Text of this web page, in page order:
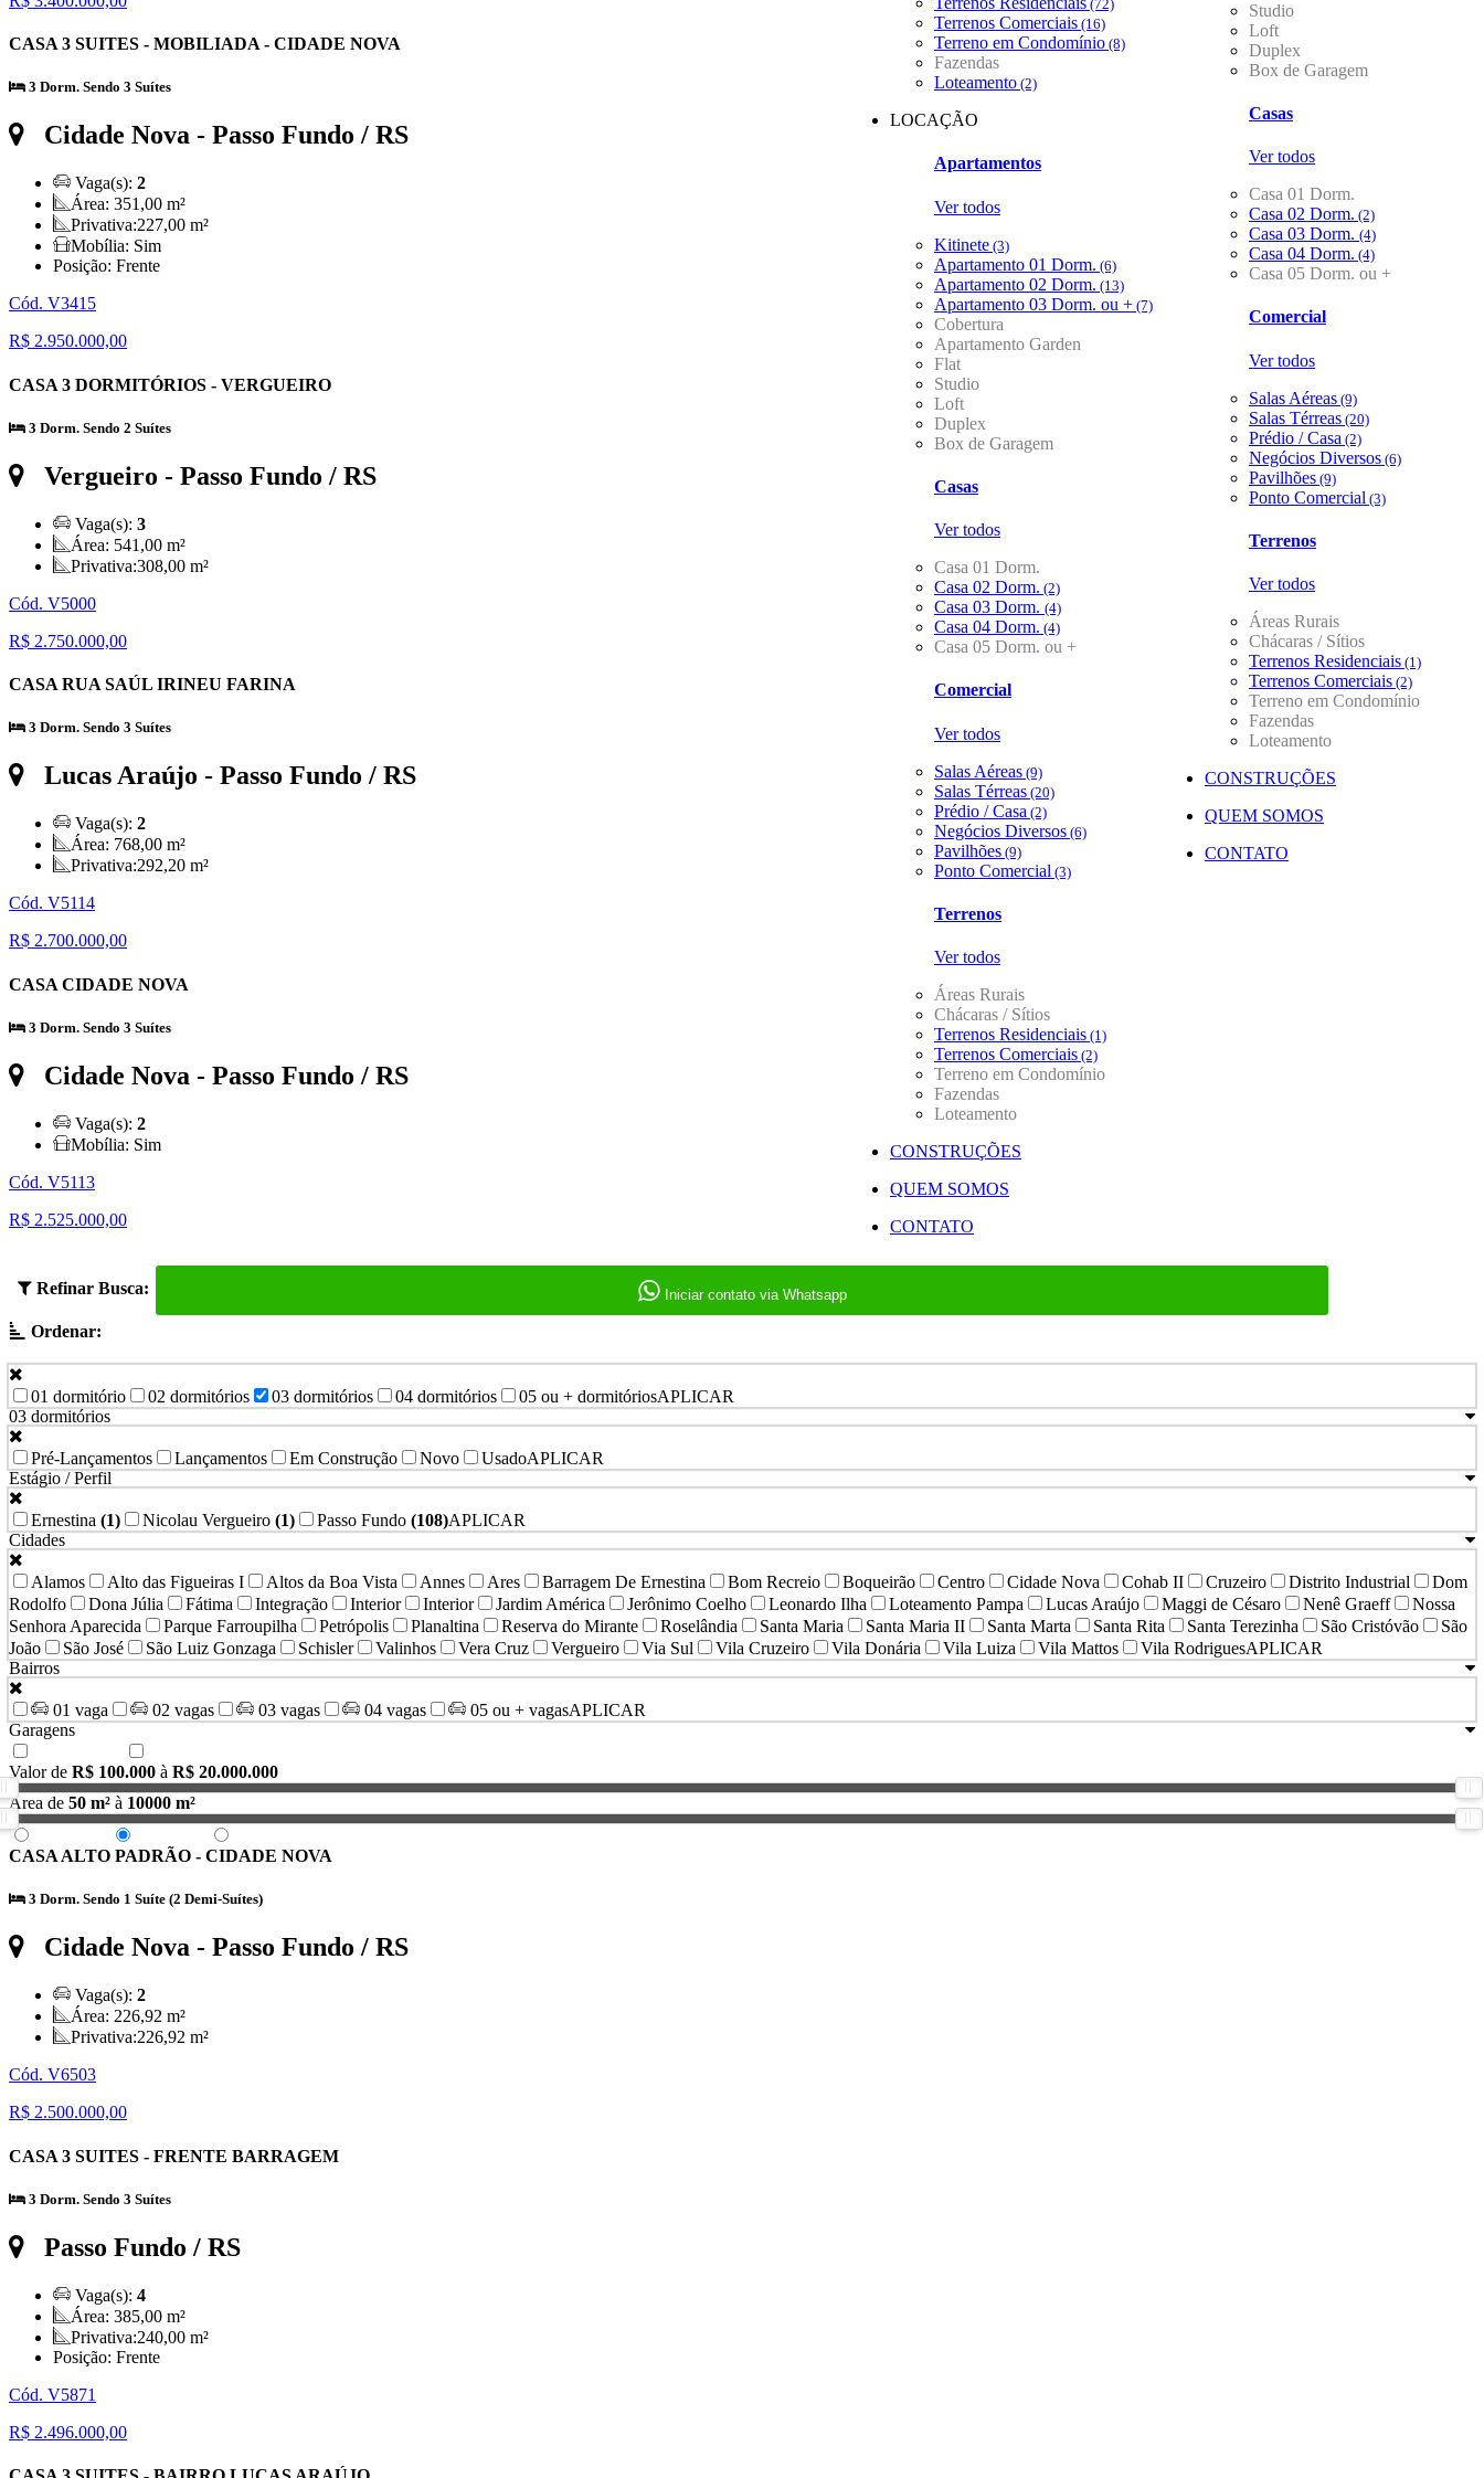
Studio
Loft
Duplex
Box de Garagem
Casas
Ver todos
Casa 01 Dorm.
Casa 02 Dorm. (2)
Casa 03 Dorm. (4)
Casa 04 Dorm. (4)
Casa 05 Dorm. ou +
Comercial
Ver todos
Salas Aéreas (9)
Salas Térreas (20)
Prédio / Casa (2)
Negócios Diversos (6)
Pavilhões (9)
Ponto Comercial (3)
Terrenos
Ver todos
Áreas Rurais
Chácaras / Sítios
Terrenos Residenciais (1)
Terrenos Comerciais (2)
Terreno em Condomínio
Fazendas
Loteamento
CONSTRUÇÕES
QUEM SOMOS
CONTATO
(72)
Terrenos Comerciais (16)
Terreno em Condomínio (8)
Fazendas
Loteamento (2)
LOCAÇÃO
Apartamentos
Ver todos
Kitinete (3)
Apartamento 01 Dorm. (6)
Apartamento 02 Dorm. (13)
Apartamento 03 Dorm. ou + (7)
Cobertura
Apartamento Garden
Flat
Studio
Loft
Duplex
Box de Garagem
Casas
Ver todos
Casa 01 Dorm.
Casa 02 Dorm. (2)
Casa 03 Dorm. (4)
Casa 04 Dorm. (4)
Casa 05 Dorm. ou +
Comercial
Ver todos
Salas Aéreas (9)
Salas Térreas (20)
Prédio / Casa (2)
Negócios Diversos (6)
Pavilhões (9)
Ponto Comercial (3)
Terrenos
Ver todos
Áreas Rurais
Chácaras / Sítios
Terrenos Residenciais (1)
Terrenos Comerciais (2)
Terreno em Condomínio
Fazendas
Loteamento
CONSTRUÇÕES
QUEM SOMOS
CONTATO
Iniciar contato via Whatsapp
Refinar Busca:
Ordenar:
01 dormitório 02 dormitórios 03 dormitórios 04 dormitórios 05 ou + dormitóriosAPLICAR
03 dormitórios
Pré-Lançamentos Lançamentos Em Construção Novo UsadoAPLICAR
Estágio / Perfil
Ernestina (1) Nicolau Vergueiro (1) Passo Fundo (108)APLICAR
Cidades
Alamos Alto das Figueiras I Altos da Boa Vista Annes Ares Barragem De Ernestina Bom Recreio Boqueirão Centro Cidade Nova Cohab II Cruzeiro Distrito Industrial
Dom
Rodolfo
Dona Júlia Fátima Integração Interior Interior Jardim América Jerônimo Coelho Leonardo Ilha Loteamento Pampa Lucas Araújo Maggi de Césaro Nenê Graeff
Nossa
Senhora Aparecida
Parque Farroupilha Petrópolis Planaltina Reserva do Mirante Roselândia Santa Maria Santa Maria II Santa Marta Santa Rita Santa Terezinha São Cristóvão
São
João
São José São Luiz Gonzaga Schisler Valinhos Vera Cruz Vergueiro Via Sul Vila Cruzeiro Vila Donária Vila Luiza Vila Mattos Vila RodriguesAPLICAR
Bairros
01 vaga 02 vagas 03 vagas 04 vagas 05 ou + vagasAPLICAR
Garagens
Valor de R$ 100.000 à R$ 20.000.000
Área de 50 m² à 10000 m²
CASA 3 SUITES - MOBILIADA - CIDADE NOVA
3 Dorm. Sendo 3 Suítes
Cidade Nova - Passo Fundo / RS
Vaga(s): 2
Área: 351,00 m²
Privativa:227,00 m²
Mobília: Sim
Posição: Frente
Cód. V3415
R$ 2.950.000,00
CASA 3 DORMITÓRIOS - VERGUEIRO
3 Dorm. Sendo 2 Suítes
Vergueiro - Passo Fundo / RS
Vaga(s): 3
Área: 541,00 m²
Privativa:308,00 m²
Cód. V5000
R$ 2.750.000,00
CASA RUA SAÚL IRINEU FARINA
3 Dorm. Sendo 3 Suítes
Lucas Araújo - Passo Fundo / RS
Vaga(s): 2
Área: 768,00 m²
Privativa:292,20 m²
Cód. V5114
R$ 2.700.000,00
CASA CIDADE NOVA
3 Dorm. Sendo 3 Suítes
Cidade Nova - Passo Fundo / RS
Vaga(s): 2
Mobília: Sim
Cód. V5113
R$ 2.525.000,00
CASA ALTO PADRÃO - CIDADE NOVA
3 Dorm. Sendo 1 Suíte (2 Demi-Suítes)
Cidade Nova - Passo Fundo / RS
Vaga(s): 2
Área: 226,92 m²
Privativa:226,92 m²
Cód. V6503
R$ 2.500.000,00
CASA 3 SUITES - FRENTE BARRAGEM
3 Dorm. Sendo 3 Suítes
Passo Fundo / RS
Vaga(s): 4
Área: 385,00 m²
Privativa:240,00 m²
Posição: Frente
Cód. V5871
R$ 2.496.000,00